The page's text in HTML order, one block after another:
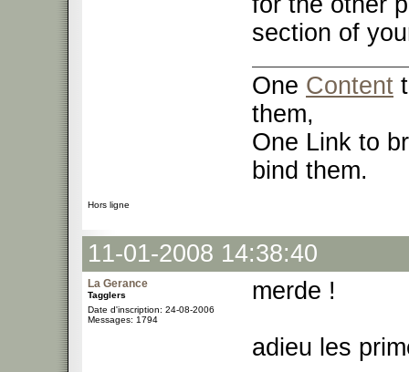
section of
One Content
them,
One Link to
bind them.
Hors ligne
11-01-2008 14:38:40
La Gerance
Tagglers
Date d'inscription: 24-08-2006
Messages: 1794
merde !
adieu les